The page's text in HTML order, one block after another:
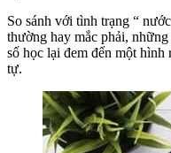
So sánh với tình trạng “
thường hay mắc phải,
số học lại đem đến một
tự.